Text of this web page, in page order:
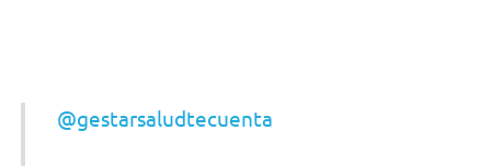
@gestarsaludtecuenta